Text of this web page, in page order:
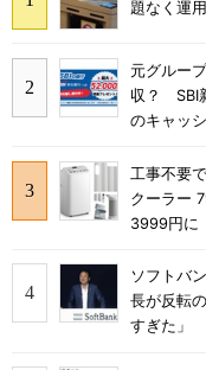
題なく運
元グルー
収？ SBI
のキャッ
工事不要
クーラー
3999円に
ソフトバ
長が反転
すぎた」